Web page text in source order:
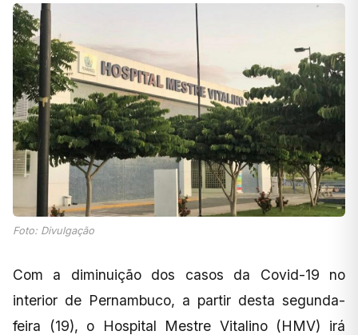
Foto: Divulgação
Com a diminuição dos casos da Covid-19 no
interior de Pernambuco, a partir desta segunda-
feira (19), o Hospital Mestre Vitalino (HMV) irá